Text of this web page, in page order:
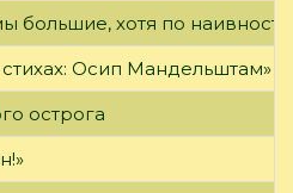
большие, хотя по
Осип Мандельштам»
острога